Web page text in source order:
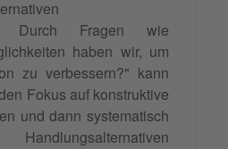
Durch Fragen wie
haben wir, um
zu verbessern?" kann
Fokus auf konstruktive
und dann systematisch
Handlungsalternativen